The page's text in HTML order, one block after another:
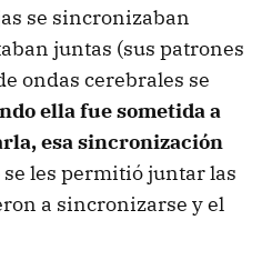
se sincronizaban
juntas (sus patrones
ondas cerebrales se
ella fue sometida a
esa sincronización
se les permitió juntar las
a sincronizarse y el